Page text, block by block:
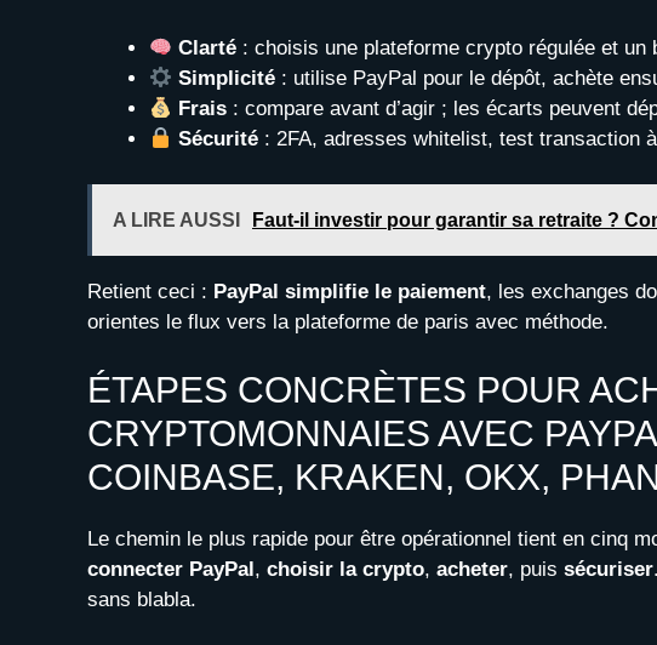
Clarté : choisis une plateforme crypto régulée et
Simplicité : utilise PayPal pour le dépôt, achète
Frais : compare avant d’agir ; les écarts peuvent
Sécurité : 2FA, adresses whitelist, test transaction
A LIRE AUSSI Faut-il investir pour garantir sa retraite ?
Retient ceci : PayPal simplifie le paiement, les exchanges
orientes le flux vers la plateforme de paris avec méthode.
ÉTAPES CONCRÈTES POUR
CRYPTOMONNAIES AVEC
COINBASE, KRAKEN, OKX,
Le chemin le plus rapide pour être opérationnel tient en cinq
connecter PayPal, choisir la crypto, acheter, puis sécuriser
sans blabla.